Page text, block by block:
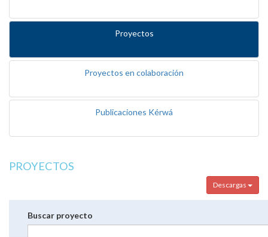
Proyectos
Proyectos en colaboración
Publicaciones Kérwá
PROYECTOS
Descargas
Buscar proyecto